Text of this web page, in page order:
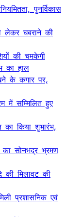
पुनर्विकास
लेकर घबराने की
की चमकेगी
का हाल
के कगार पर,
में सम्मिलित हुए
का किया शुभारंभ,
सोनभद्र भ्रमण
मिलावट की
प्रशासनिक एवं